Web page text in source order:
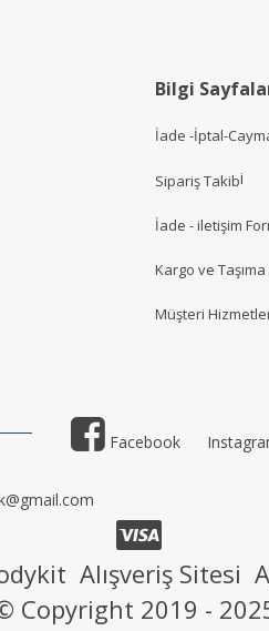
Bilgi
İade -İptal-
Sipariş Takibi
İade - iletişim
Kargo ve
Müşteri
Facebook
Alışveriş Sitesi
Copyright 2019 -